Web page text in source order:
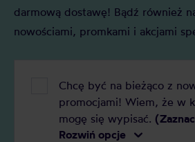
darmową dostawę! Bądź również
nowościami, promkami i akcjami
Chcę być na bieżąco z
promocjami! Wiem, że w
mogę się wypisać.
Rozwiń opcje